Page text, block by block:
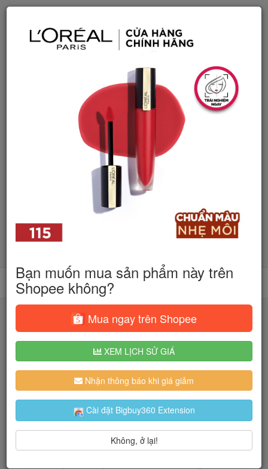
Tìm kiếm
Người dùng đang quan tâm đến 🔥...
Trang chủ Sắc Đẹp
Son & Chăm sóc môi
Bạn muốn mua sản phẩm này trên
Shopee không?
Mua ngay trên Shopee
XEM LỊCH SỬ GIÁ
Nhận thông báo khi giá giảm
Cài đặt Bigbuy360 Extension
Không, ở lại!